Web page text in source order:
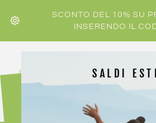
SCONTO DEL 10% SU
INSERENDO IL
SALDI